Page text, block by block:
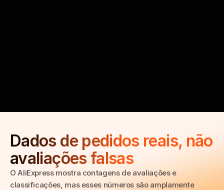
Dados de pedidos reais, não
avaliações falsas
O AliExpress mostra contagens de avaliações e
classificações, mas esses números são amplamente